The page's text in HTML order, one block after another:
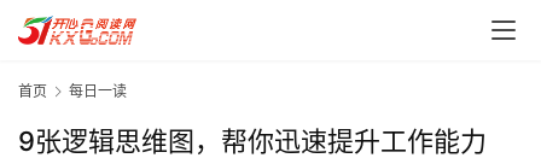
首页 每日一读
9张逻辑思维图，帮你迅速提升工作能力